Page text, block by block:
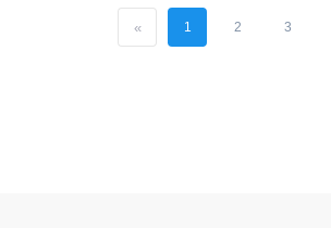
« 1 2 3